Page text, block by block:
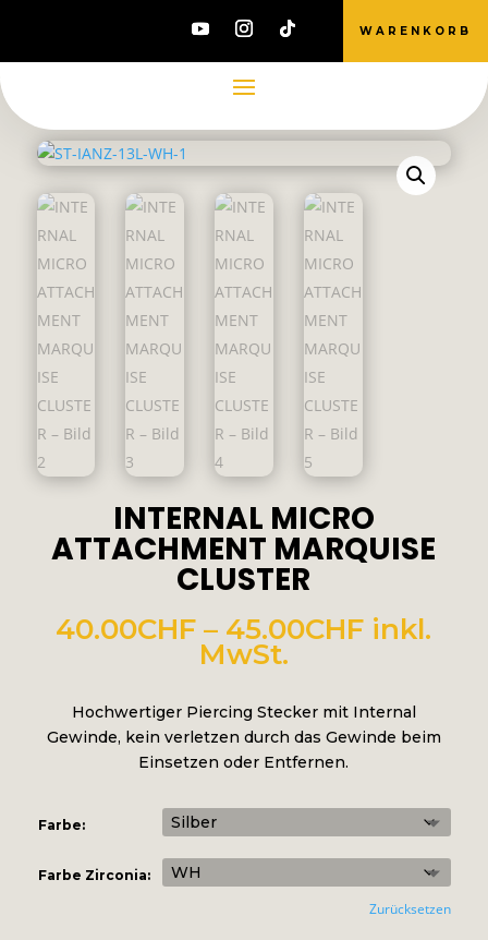
WARENKORB
INTERNAL MICRO
ATTACHMENT MARQUISE
CLUSTER
40.00CHF – 45.00CHF inkl.
MwSt.
Hochwertiger Piercing Stecker mit Internal
Gewinde, kein verletzen durch das Gewinde beim
Einsetzen oder Entfernen.
Farbe:
Farbe Zirconia:
Zurücksetzen